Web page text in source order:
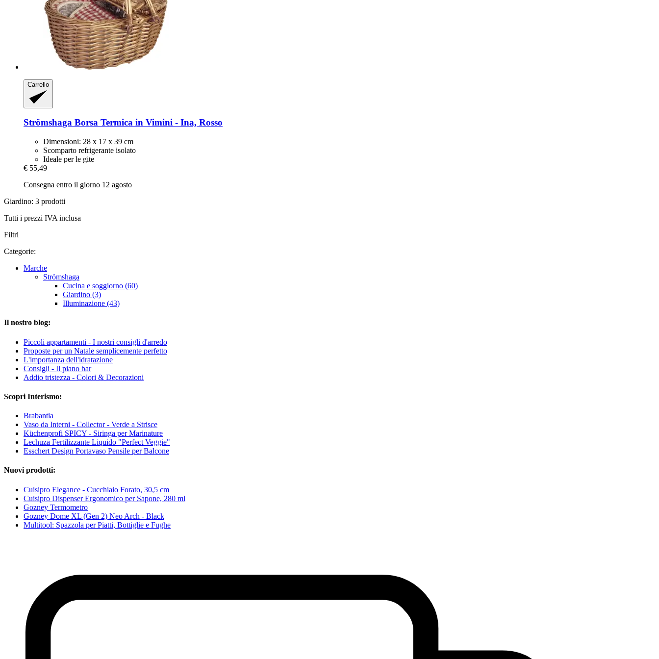
Carrello
Strömshaga Borsa Termica in Vimini -​ Ina, Rosso
Dimensioni: 28 x 17 x 39 cm
Scomparto refrigerante isolato
Ideale per le gite
€ 55,49
Consegna entro il giorno 12 agosto
Giardino: 3 prodotti
Tutti i prezzi IVA inclusa
Filtri
Categorie:
Marche
Strömshaga
Cucina e soggiorno (60)
Giardino (3)
Illuminazione (43)
Il nostro blog:
Piccoli appartamenti - I nostri consigli d'arredo
Proposte per un Natale semplicemente perfetto
L'importanza dell'idratazione
Consigli - Il piano bar
Addio tristezza - Colori & Decorazioni
Scopri Interismo:
Brabantia
Vaso da Interni - Collector - Verde a Strisce
Küchenprofi SPICY - Siringa per Marinature
Lechuza Fertilizzante Liquido "Perfect Veggie"
Esschert Design Portavaso Pensile per Balcone
Nuovi prodotti:
Cuisipro Elegance - Cucchiaio Forato, 30,5 cm
Cuisipro Dispenser Ergonomico per Sapone, 280 ml
Gozney Termometro
Gozney Dome XL (Gen 2) Neo Arch - Black
Multitool: Spazzola per Piatti, Bottiglie e Fughe